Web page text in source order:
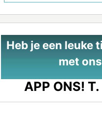
Heb je een leuke
met
APP ONS! T.